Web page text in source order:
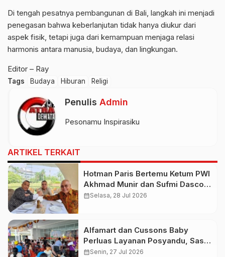
Di tengah pesatnya pembangunan di Bali, langkah ini menjadi
penegasan bahwa keberlanjutan tidak hanya diukur dari
aspek fisik, tetapi juga dari kemampuan menjaga relasi
harmonis antara manusia, budaya, dan lingkungan.
Editor – Ray
Tags Budaya Hiburan Religi
Penulis Admin
Pesonamu Inspirasiku
ARTIKEL TERKAIT
Hotman Paris Bertemu Ketum PWI
Akhmad Munir dan Sufmi Dasco,
Serukan Persatuan Indonesia
calendar_monthSelasa, 28 Jul 2026
Alfamart dan Cussons Baby
Perluas Layanan Posyandu, Sasar
2.800 Ibu dan Anak pada Juli
calendar_monthSenin, 27 Jul 2026